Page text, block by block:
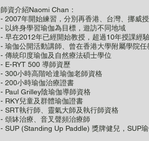
師資介紹Naomi Chan：
- 2007年開始練習，分別再香港、台灣、挪威
- 以終身學習瑜伽為目標，遊訪不同地域
- 早在2012年已經開始教授，超過10年授課經
- 瑜伽公開活動講師、曾在香港大學附屬學院任
- 傳統印度瑜伽及自然療法碩士學位
- E-RYT 500 導師資歷
- 300小時高階哈達瑜伽老師資格
- 200小時瑜伽治療證書
- Paul Grilley陰瑜伽導師資格
- RKY兒童及群體瑜伽證書
- SRT執⾏師、靈氣大師及執⾏師資格
- 頌缽治療、⾳叉聲頻治療師
- SUP (Standing Up Paddle) 獎牌健兒，SUP